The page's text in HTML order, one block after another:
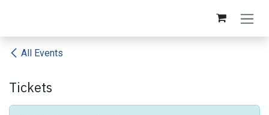
All Events
Tickets